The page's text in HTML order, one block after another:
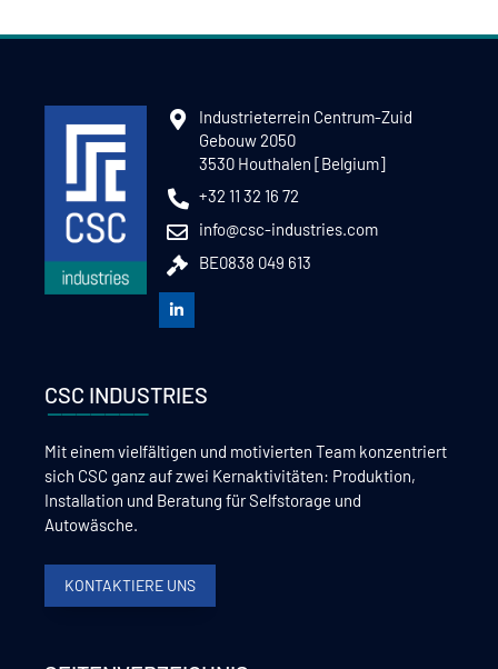
Industrieterrein Centrum-Zuid
Gebouw 2050
3530 Houthalen [Belgium]
+32 11 32 16 72
info@csc-industries.com
BE0838 049 613
CSC INDUSTRIES
Mit einem vielfältigen und motivierten Team konzentriert
sich CSC ganz auf zwei Kernaktivitäten: Produktion,
Installation und Beratung für Selfstorage und
Autowäsche.
KONTAKTIERE UNS